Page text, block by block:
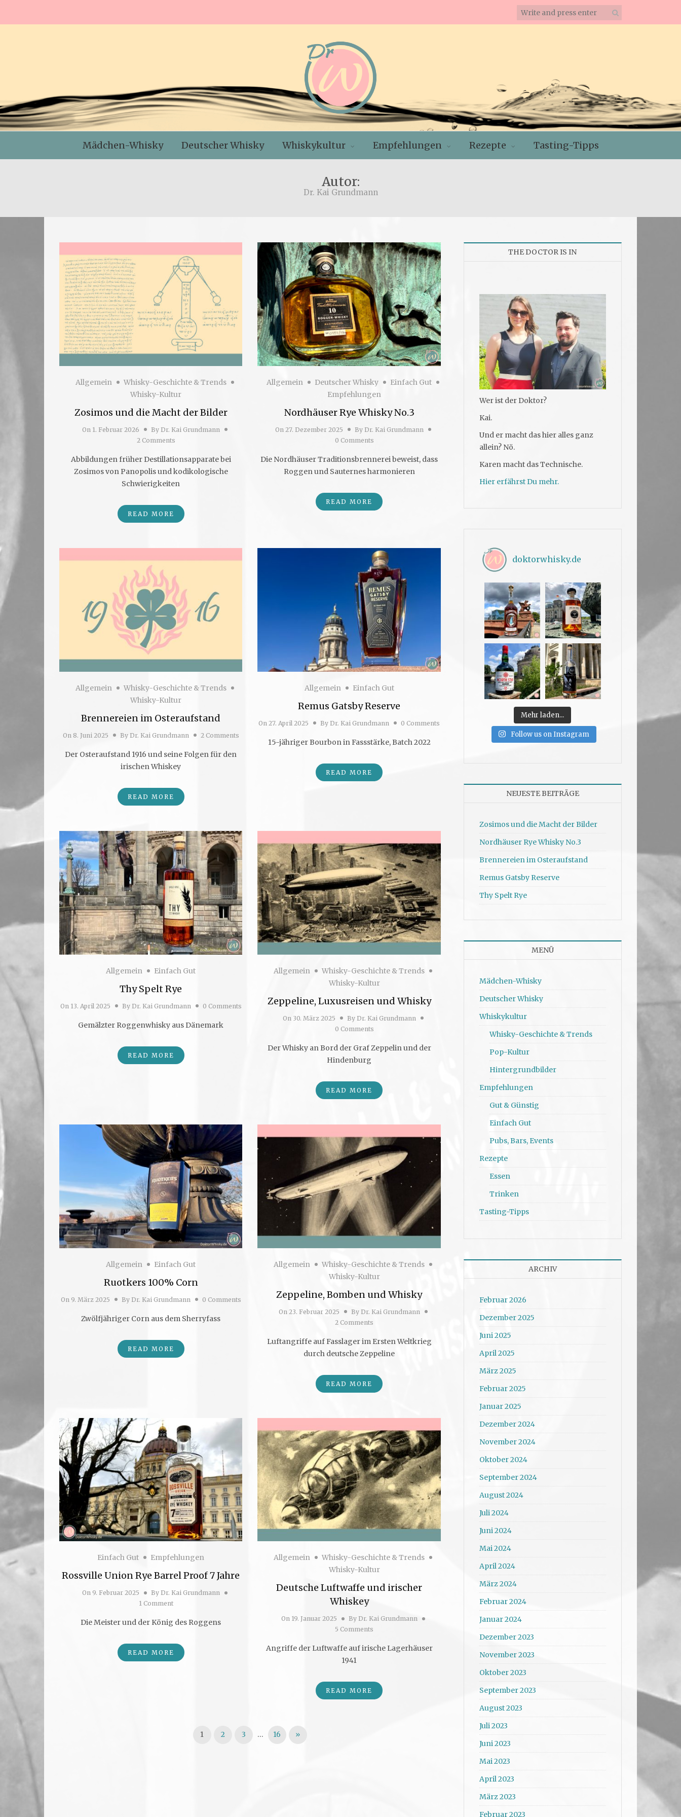
Mädchen-Whisky Deutscher Whisky Whiskykultur Empfehlungen Rezepte Tasting-Tipps
Autor:
Dr. Kai Grundmann
Allgemein
Whisky-Geschichte & Trends
Whisky-Kultur
Zosimos und die Macht der Bilder
On 1. Februar 2026 By Dr. Kai Grundmann
2 Comments
Abbildungen früher Destillationsapparate bei
Zosimos von Panopolis und kodikologische
Schwierigkeiten
READ MORE
Allgemein Deutscher Whisky
Einfach Gut
Empfehlungen
Nordhäuser Rye Whisky No.3
On 27. Dezember 2025 By Dr. Kai Grundmann
0 Comments
Die Nordhäuser Traditionsbrennerei beweist, dass
Roggen und Sauternes harmonieren
READ MORE
Allgemein
Whisky-Geschichte & Trends
Whisky-Kultur
Brennereien im Osteraufstand
On 8. Juni 2025 By Dr. Kai Grundmann 2 Comments
Der Osteraufstand 1916 und seine Folgen für den
irischen Whiskey
READ MORE
Allgemein Einfach Gut
Remus Gatsby Reserve
On 27. April 2025 By Dr. Kai Grundmann 0 Comments
15-jähriger Bourbon in Fassstärke, Batch 2022
READ MORE
Allgemein Einfach Gut
Thy Spelt Rye
On 13. April 2025 By Dr. Kai Grundmann 0 Comments
Gemälzter Roggenwhisky aus Dänemark
READ MORE
Allgemein
Whisky-Geschichte & Trends
Whisky-Kultur
Zeppeline, Luxusreisen und Whisky
On 30. März 2025 By Dr. Kai Grundmann
0 Comments
Der Whisky an Bord der Graf Zeppelin und der
Hindenburg
READ MORE
Allgemein Einfach Gut
Ruotkers 100% Corn
On 9. März 2025 By Dr. Kai Grundmann 0 Comments
Zwölfjähriger Corn aus dem Sherryfass
READ MORE
Allgemein
Whisky-Geschichte & Trends
Whisky-Kultur
Zeppeline, Bomben und Whisky
On 23. Februar 2025 By Dr. Kai Grundmann
2 Comments
Luftangriffe auf Fasslager im Ersten Weltkrieg
durch deutsche Zeppeline
READ MORE
Einfach Gut Empfehlungen
Rossville Union Rye Barrel Proof 7 Jahre
On9. Februar 2025 By Dr. Kai Grundmann
1 Comment
Die Meister und der König des Roggens
READ MORE
Allgemein
Whisky-Geschichte & Trends
Whisky-Kultur
Deutsche Luftwaffe und irischer
Whiskey
On19. Januar 2025 By Dr. Kai Grundmann
5 Comments
Angriffe der Luftwaffe auf irische Lagerhäuser
1941
READ MORE
Seitennummerierung der Beiträge
1 2 3 … 16 »
THE DOCTOR IS IN
Wer ist der Doktor?
Kai.
Und er macht das hier alles ganz
allein? Nö.
Karen macht das Technische.
Hier erfährst Du mehr.
doktorwhisky.de
Mehr laden...
Follow us on Instagram
NEUESTE BEITRÄGE
Zosimos und die Macht der Bilder
Nordhäuser Rye Whisky No.3
Brennereien im Osteraufstand
Remus Gatsby Reserve
Thy Spelt Rye
MENÜ
Mädchen-Whisky
Deutscher Whisky
Whiskykultur
Whisky-Geschichte & Trends
Pop-Kultur
Hintergrundbilder
Empfehlungen
Gut & Günstig
Einfach Gut
Pubs, Bars, Events
Rezepte
Essen
Trinken
Tasting-Tipps
ARCHIV
Februar 2026
Dezember 2025
Juni 2025
April 2025
März 2025
Februar 2025
Januar 2025
Dezember 2024
November 2024
Oktober 2024
September 2024
August 2024
Juli 2024
Juni 2024
Mai 2024
April 2024
März 2024
Februar 2024
Januar 2024
Dezember 2023
November 2023
Oktober 2023
September 2023
August 2023
Juli 2023
Juni 2023
Mai 2023
April 2023
März 2023
Februar 2023